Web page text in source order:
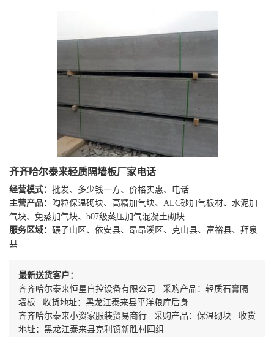
齐齐哈尔泰来轻质隔墙板厂家电话
经营模式： 批发、多少钱一方、价格实惠、电话
主营产品：
陶粒保温砌块、高精加气块、ALC砂加气板材、水泥加
气块、免蒸加气块、b07级蒸压加气混凝土砌块
服务区域： 碾子山区、依安县、昂昂溪区、克山县、富裕县、拜泉
县
最新送货客户：
齐齐哈尔泰来恒星自控设备有限公司 采购产品：轻质石膏隔
墙板 收货地址：黑龙江泰来县平洋粮库后身
齐齐哈尔泰来小资家服装贸易商行 采购产品：保温砌块 收货
地址：黑龙江泰来县克利镇新胜村四组